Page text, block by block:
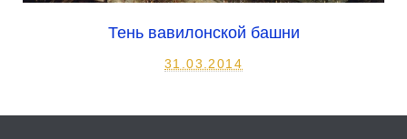
Тень вавилонской башни
31.03.2014